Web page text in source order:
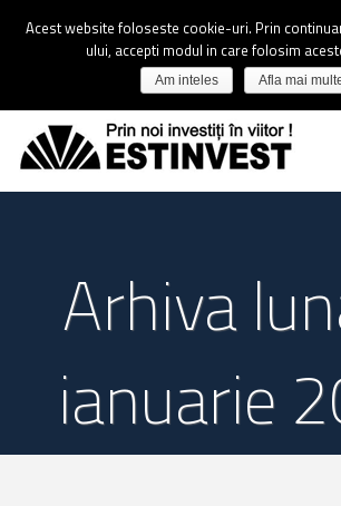
Arhiva
ianuarie
Acest website foloseste cookie-uri. Prin
ului, accepti modul in care folosim
Am inteles Afla mai